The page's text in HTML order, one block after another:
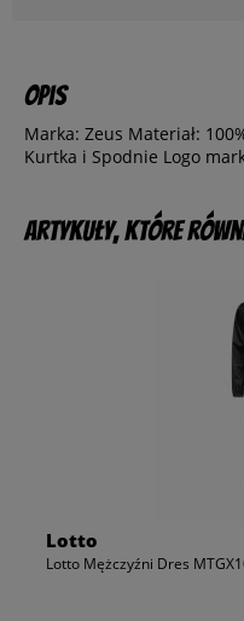
Opis
Marka: Zeus Materiał:
Kurtka i Spodnie Logo
Artykuły, które
Lotto
Lotto Mężczyźni Dres